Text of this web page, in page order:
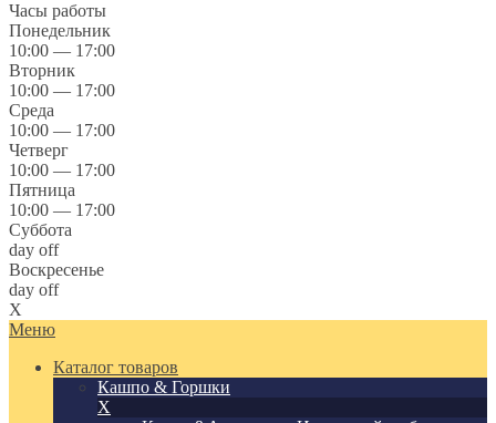
Часы работы
Понедельник
10:00 — 17:00
Вторник
10:00 — 17:00
Среда
10:00 — 17:00
Четверг
10:00 — 17:00
Пятница
10:00 — 17:00
Суббота
day off
Воскресенье
day off
X
Меню
Каталог товаров
Кашпо & Горшки
X